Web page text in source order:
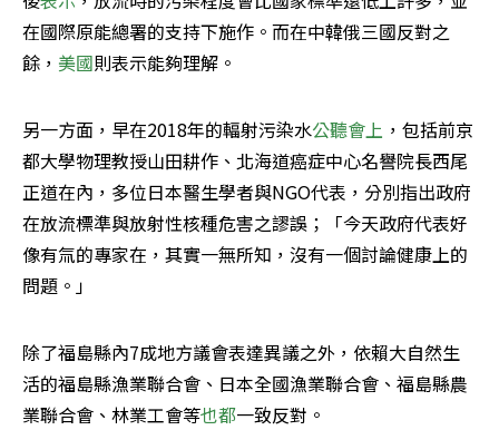
在國際原能總署的支持下施作。而在中韓俄三國反對之
餘， 美國則表示能夠理解。
另一方面，早在2018年的輻射污染水公聽會上 ，包括前京
都大學物理教授山田耕作、北海道癌症中心名譽院長西尾
正道在內，多位日本醫生學者與NGO代表，分別指出政府
在放流標準與放射性核種危害之謬誤；「今天政府代表好
像有氚的專家在，其實一無所知，沒有一個討論健康上的
問題。」
除了福島縣內7成地方議會表達異議之外，依賴大自然生
活的福島縣漁業聯合會、日本全國漁業聯合會、福島縣農
業聯合會、林業工會等也都一致反對。